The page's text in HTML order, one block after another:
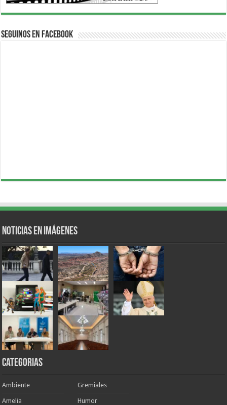
Seguinos en Facebook
Noticias en Imágenes
Categorias
Ambiente
Amelia
Gremiales
Humor